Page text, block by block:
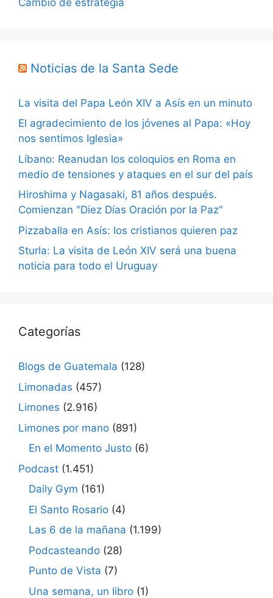
Noticias de la Santa Sede
La visita del Papa León XIV a Asís en un minuto
El agradecimiento de los jóvenes al Papa: «Hoy
nos sentimos Iglesia»
Líbano: Reanudan los coloquios en Roma en
medio de tensiones y ataques en el sur del país
Hiroshima y Nagasaki, 81 años después.
Comienzan "Diez Días Oración por la Paz"
Pizzaballa en Asís: los cristianos quieren paz
Sturla: La visita de León XIV será una buena
noticia para todo el Uruguay
Categorías
Blogs de Guatemala (128)
Limonadas (457)
Limones (2.916)
Limones por mano (891)
En el Momento Justo (6)
Podcast (1.451)
Daily Gym (161)
El Santo Rosario (4)
Las 6 de la mañana (1.199)
Podcasteando (28)
Punto de Vista (7)
Una semana, un libro (1)